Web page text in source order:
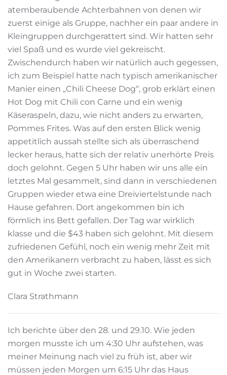
atemberaubende Achterbahnen von denen wir
zuerst einige als Gruppe, nachher ein paar andere in
Kleingruppen durchgerattert sind. Wir hatten sehr
viel Spaß und es wurde viel gekreischt.
Zwischendurch haben wir natürlich auch gegessen,
ich zum Beispiel hatte nach typisch amerikanischer
Manier einen „Chili Cheese Dog“, grob erklärt einen
Hot Dog mit Chili con Carne und ein wenig
Käseraspeln, dazu, wie nicht anders zu erwarten,
Pommes Frites. Was auf den ersten Blick wenig
appetitlich aussah stellte sich als überraschend
lecker heraus, hatte sich der relativ unerhörte Preis
doch gelohnt. Gegen 5 Uhr haben wir uns alle ein
letztes Mal gesammelt, sind dann in verschiedenen
Gruppen wieder etwa eine Dreiviertelstunde nach
Hause gefahren. Dort angekommen bin ich
förmlich ins Bett gefallen. Der Tag war wirklich
klasse und die $43 haben sich gelohnt. Mit diesem
zufriedenen Gefühl, noch ein wenig mehr Zeit mit
den Amerikanern verbracht zu haben, lässt es sich
gut in Woche zwei starten.
Clara Strathmann
Ich berichte über den 28. und 29.10. Wie jeden
morgen musste ich um 4:30 Uhr aufstehen, was
meiner Meinung nach viel zu früh ist, aber wir
müssen jeden Morgen um 6:15 Uhr das Haus